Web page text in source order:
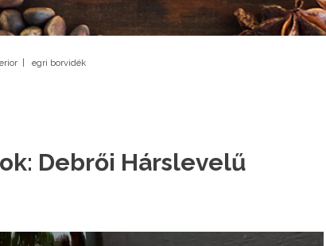
egri borvidék
Debrői Hárslevelű